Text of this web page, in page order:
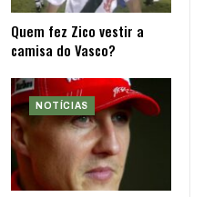
Quem fez Zico vestir a
camisa do Vasco?
NOTÍCIAS